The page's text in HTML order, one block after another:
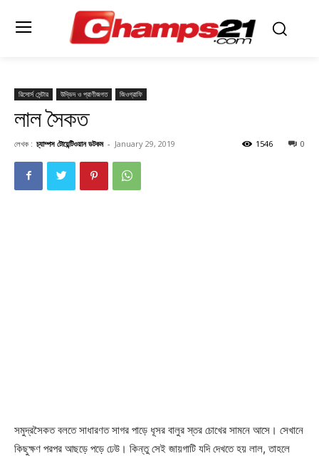
রিসোর্স সেন্টার উদ্ভিদ ও প্রাণীজগত জিওগ্রাফি
লাল সৈকত
লেখক : চ্যাম্পস টোয়েন্টিওয়ান ডটকম - January 29, 2019 0
1546
সমুদ্রসৈকত বলতে সাধারণত সাগর পাড়ে ধূসর বালুর স্তর চোখের সামনে আসে। সেখানে
কিছুক্ষণ পরপর আছড়ে পড়ে ঢেউ। কিন্তু সেই জায়গাটি যদি দেখতে হয় লাল, তাহলে